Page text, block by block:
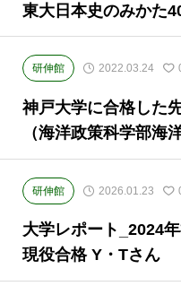
東大日本史のみかた
研伸館 2022.03.24
神戸大学に合格した
（海洋政策科学部海
研伸館 2026.01.23
大学レポート_2024
現役合格 Y・Tさん